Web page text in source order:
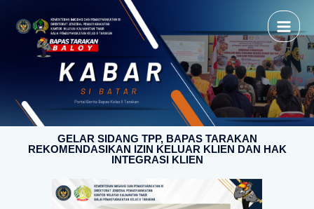
GELAR SIDANG TPP, BAPAS TARAKAN
REKOMENDASIKAN IZIN KELUAR KLIEN DAN HAK
INTEGRASI KLIEN